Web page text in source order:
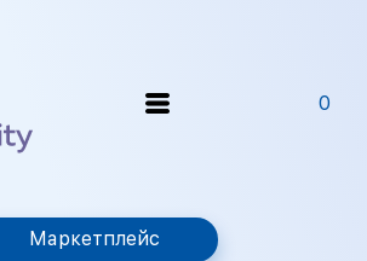
0
Маркетплейс